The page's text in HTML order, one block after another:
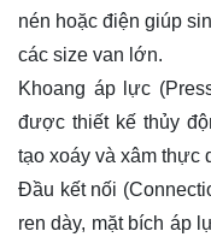
nén hoặc điện giúp
các size van lớn.
Khoang áp lực
được thiết kế thủy
tạo xoáy và xâm thực
Đầu kết nối
ren dày, mặt bích áp